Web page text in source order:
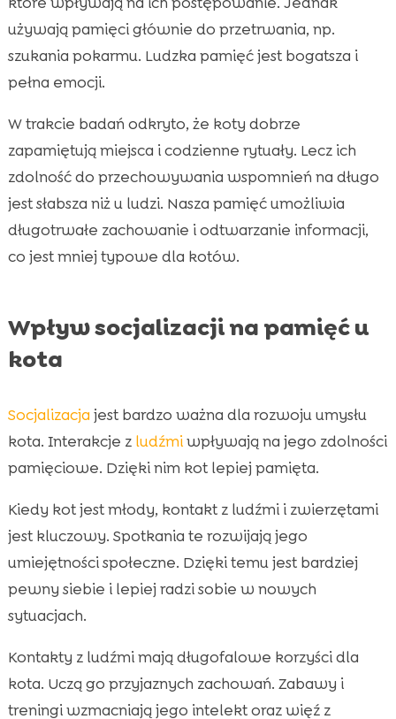
używają pamięci głównie do przetrwania, np.
szukania pokarmu. Ludzka pamięć jest bogatsza i
pełna emocji.
W trakcie badań odkryto, że koty dobrze
zapamiętują miejsca i codzienne rytuały. Lecz ich
zdolność do przechowywania wspomnień na długo
jest słabsza niż u ludzi. Nasza pamięć umożliwia
długotrwałe zachowanie i odtwarzanie informacji,
co jest mniej typowe dla kotów.
Wpływ socjalizacji na pamięć u
kota
Socjalizacja jest bardzo ważna dla rozwoju umysłu
kota. Interakcje z ludźmiwpływają na jego zdolności
pamięciowe. Dzięki nim kot lepiej pamięta.
Kiedy kot jest młody, kontakt z ludźmi i zwierzętami
jest kluczowy. Spotkania te rozwijają jego
umiejętności społeczne. Dzięki temu jest bardziej
pewny siebie i lepiej radzi sobie w nowych
sytuacjach.
Kontakty z ludźmi mają długofalowe korzyści dla
kota. Uczą go przyjaznych zachowań. Zabawy i
treningi wzmacniają jego intelekt oraz więź z